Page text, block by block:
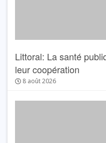
Littoral: La santé
leur coopération
8 août 2026